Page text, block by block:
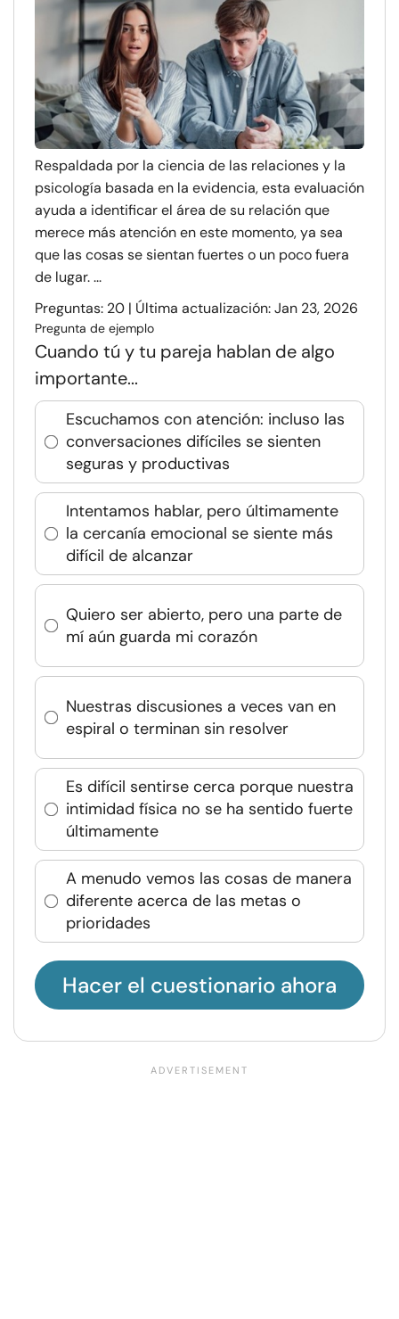
Respaldada por la ciencia de las relaciones y la
psicología basada en la evidencia, esta evaluación
ayuda a identificar el área de su relación que
merece más atención en este momento, ya sea
que las cosas se sientan fuertes o un poco fuera
de lugar. ...
Preguntas: 20 | Última actualización: Jan 23, 2026
Pregunta de ejemplo
Cuando tú y tu pareja hablan de algo
importante...
Escuchamos con atención: incluso las
conversaciones difíciles se sienten
seguras y productivas
Intentamos hablar, pero últimamente
la cercanía emocional se siente más
difícil de alcanzar
Quiero ser abierto, pero una parte de
mí aún guarda mi corazón
Nuestras discusiones a veces van en
espiral o terminan sin resolver
Es difícil sentirse cerca porque nuestra
intimidad física no se ha sentido fuerte
últimamente
A menudo vemos las cosas de manera
diferente acerca de las metas o
prioridades
Hacer el cuestionario ahora